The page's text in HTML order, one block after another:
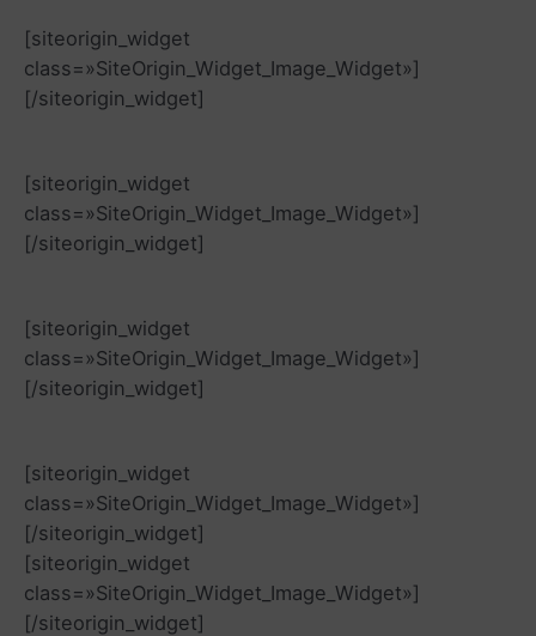
[siteorigin_widget
class=»SiteOrigin_Widget_Image_Widget»]
[/siteorigin_widget]
[siteorigin_widget
class=»SiteOrigin_Widget_Image_Widget»]
[/siteorigin_widget]
[siteorigin_widget
class=»SiteOrigin_Widget_Image_Widget»]
[/siteorigin_widget]
[siteorigin_widget
class=»SiteOrigin_Widget_Image_Widget»]
[/siteorigin_widget]
[siteorigin_widget
class=»SiteOrigin_Widget_Image_Widget»]
[/siteorigin_widget]